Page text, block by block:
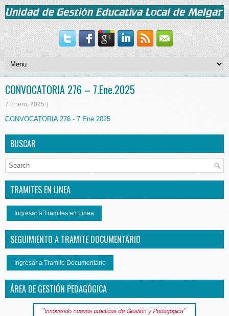
CONVOCATORIA 276 – 7.Ene.2025
7 Enero, 2025
CONVOCATORIA 276 - 7.Ene.2025
BUSCAR
TRAMITES EN LINEA
Ingresar a Tramites en Linea
SEGUIMIENTO A TRAMITE DOCUMENTARIO
Ingresar a Tramite Documentario
ÁREA DE GESTIÓN PEDAGÓGICA